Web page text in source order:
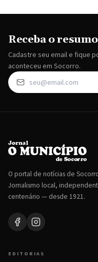
Receba o
Cadastre seu email e fique
aconteceu em Socorro.
O portal de notícias de
Jornalismo local,
centenário — desde 1921.
EDITORIAS